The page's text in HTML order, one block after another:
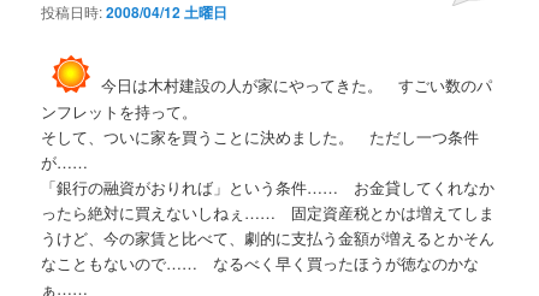
投稿日時:2008/04/12 土曜日
今日は木村建設の人が家にやってきた。 すごい数のパ
ンフレットを持って。
そして、ついに家を買うことに決めました。 ただし一つ条件
が……
「銀行の融資がおりれば」という条件…… お金貸してくれなか
ったら絶対に買えないしねぇ…… 固定資産税とかは増えてしま
うけど、今の家賃と比べて、劇的に支払う金額が増えるとかそん
なこともないので…… なるべく早く買ったほうが徳なのかな
ぁ……